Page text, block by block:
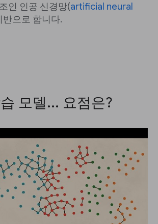
인 인공 신경망(artificial neural
반으로 합니다.
모델... 요점은?